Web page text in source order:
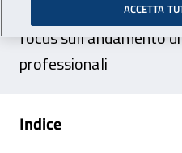
evolutivi per
focus sull’andamento
professionali
Indice
ACCETTA